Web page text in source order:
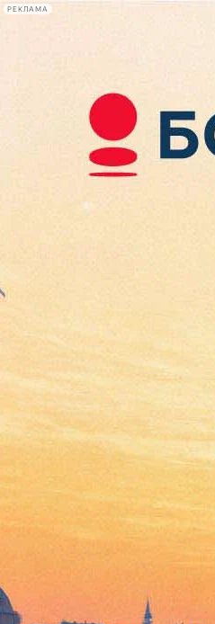
РЕКЛАМА
Сегодня:
2026.08.07
19:18
Афиша Plus